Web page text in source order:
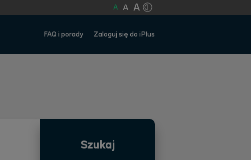
A A A
FAQ i porady Zaloguj się do iPlus
Szukaj